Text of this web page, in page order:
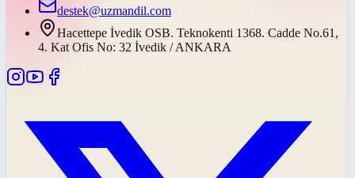
destek@uzmandil.com
Hacettepe İvedik OSB. Teknokenti 1368. Cadde No.61,
4. Kat Ofis No: 32 İvedik / ANKARA